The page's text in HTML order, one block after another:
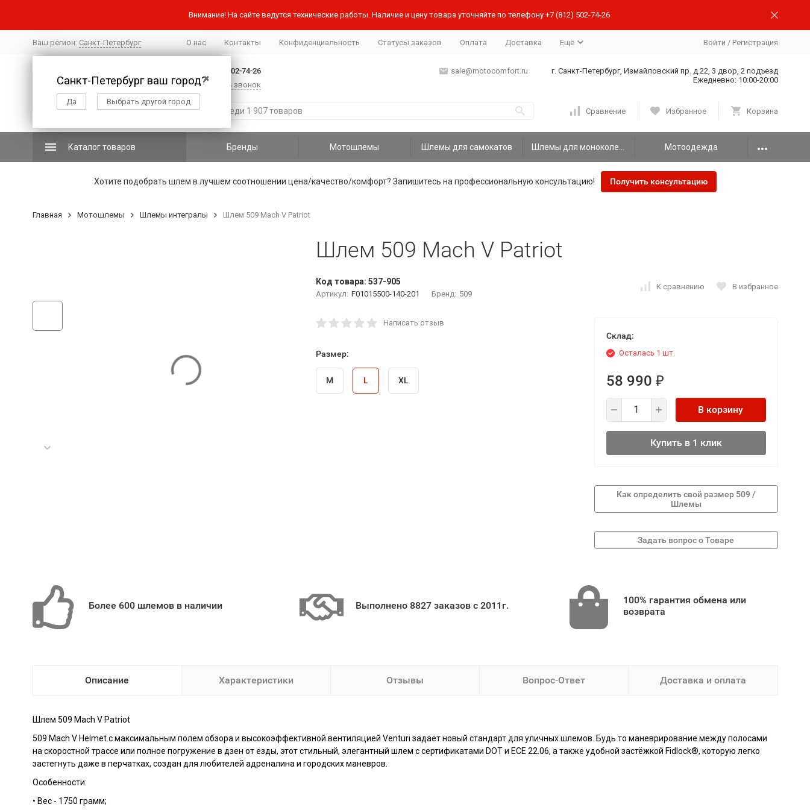
Внимание! На сайте ведутся технические работы. Наличие и цену товара уточняйте по телефону +7 (812) 502-74-26
Ваш регион: Санкт-Петербург
✖
Санкт-Петербург ваш город?
Да Выбрать другой город
О нас Контакты Конфиденциальность Статусы заказов Оплата Доставка Ещё Войти / Регистрация
+7 (812) 502-74-26
Заказать звонок
sale@motocomfort.ru
г. Санкт-Петербург, Измайловский пр. д.22, 3 двор, 2 подъезд
Ежедневно: 10:00-20:00
Сравнение Избранное Корзина
Каталог товаров Бренды Мотошлемы Шлемы для самокатов Мотоодежда
Хотите подобрать шлем в лучшем соотношении цена/качество/комфорт? Запишитесь на профессиональную консультацию! Получить консультацию
Главная Мотошлемы Шлемы интегралы Шлем 509 Mach V Patriot
Шлем 509 Mach V Patriot
Код товара: 537-905
Артикул: F01015500-140-201 Бренд: 509
К сравнению В избранное
Написать отзыв
Размер:
M L XL
Склад:
Осталась 1 шт.
58 990 ₽
В корзину
Купить в 1 клик
Как определить свой размер 509 /
Шлемы
Более 600 шлемов в наличии Выполнено 8827 заказов с 2011г.
100% гарантия обмена или
возврата
Описание Характеристики Отзывы Вопрос-Ответ Доставка и оплата
Шлем 509 Mach V Patriot
509 Mach V Helmet с максимальным полем обзора и высокоэффективной вентиляцией Venturi задаёт новый стандарт для уличных шлемов. Будь то маневрирование между полосами
на скоростной трассе или полное погружение в дзен от езды, этот стильный, элегантный шлем с сертификатами DOT и ECE 22.06, а также удобной застёжкой Fidlock®, которую легко
застегнуть даже в перчатках, создан для любителей адреналина и городских маневров.
Особенности:
• Вес - 1750 грамм;